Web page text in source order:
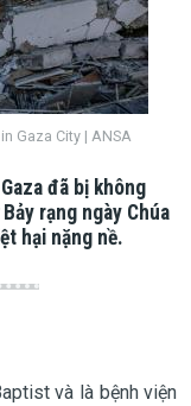
Gaza City | ANSA
đã bị không
rạng ngày Chúa
hại nặng nề.
và là bệnh viện